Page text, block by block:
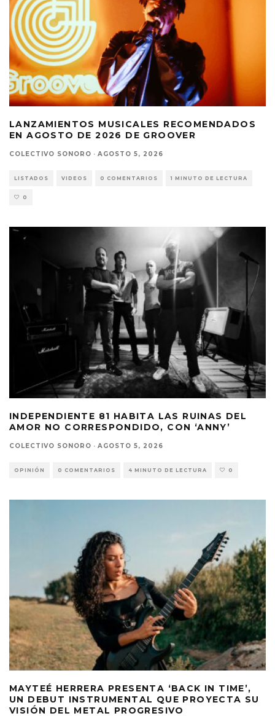
LANZAMIENTOS MUSICALES RECOMENDADOS
EN AGOSTO DE 2026 DE GROOVER
COLECTIVO SONORO · AGOSTO 5, 2026
LISTADOS VIDEOS 0 COMENTARIOS 1 MINUTO DE LECTURA
0
INDEPENDIENTE 81 HABITA LAS RUINAS DEL
AMOR NO CORRESPONDIDO, CON ‘ANNY’
COLECTIVO SONORO · AGOSTO 5, 2026
OPINIÓN 0 COMENTARIOS 4 MINUTO DE LECTURA 0
MAYTEÉ HERRERA PRESENTA ‘BACK IN TIME’,
UN DEBUT INSTRUMENTAL QUE PROYECTA SU
VISIÓN DEL METAL PROGRESIVO